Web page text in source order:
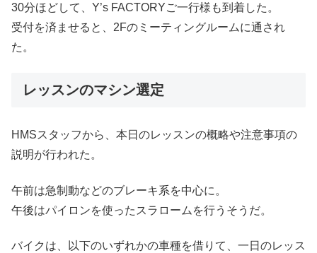
30分ほどして、Y’s FACTORYご一行様も到着した。
受付を済ませると、2Fのミーティングルームに通され
た。
レッスンのマシン選定
HMSスタッフから、本日のレッスンの概略や注意事項の
説明が行われた。
午前は急制動などのブレーキ系を中心に。
午後はパイロンを使ったスラロームを行うそうだ。
バイクは、以下のいずれかの車種を借りて、一日のレッス